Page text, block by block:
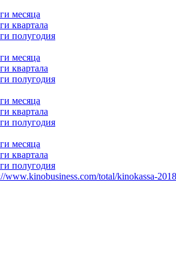
месяца
квартала
полугодия
месяца
квартала
полугодия
месяца
квартала
полугодия
месяца
квартала
полугодия
www.kinobusiness.com/total/kinokassa-